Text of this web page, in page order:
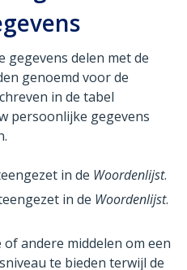
delen met de
genoemd voor de
in de tabel
persoonlijke gegevens
in de Woordenlijst.
in de Woordenlijst.
andere middelen om een
te bieden terwijl de